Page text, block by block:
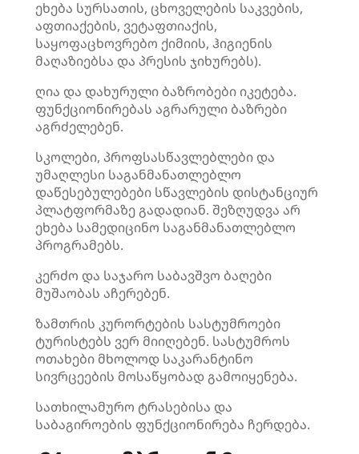
ეხება სურსათის, ცხოველების საკვების,
აფთიაქების, ვეტაფთიაქის,
საყოფაცხოვრებო ქიმიის, ჰიგიენის
მაღაზიებსა და პრესის ჯიხურებს).
ღია და დახურული ბაზრობები იკეტება.
ფუნქციონირებას აგრარული ბაზრები
აგრძელებენ.
სკოლები, პროფსასწავლებლები და
უმაღლესი საგანმანათლებლო
დაწესებულებები სწავლების დისტანციურ
პლატფორმაზე გადადიან. შეზღუდვა არ
ეხება სამედიცინო საგანმანათლებლო
პროგრამებს.
კერძო და საჯარო საბავშვო ბაღები
მუშაობას აჩერებენ.
ზამთრის კურორტების სასტუმროები
ტურისტებს ვერ მიიღებენ. სასტუმროს
ოთახები მხოლოდ საკარანტინო
სივრცეების მოსაწყობად გამოიყენება.
სათხილამურო ტრასებისა და
საბაგიროების ფუნქციონირება ჩერდება.